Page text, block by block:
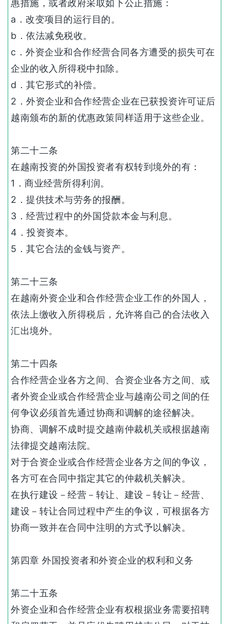
惠措施，或者政府采取如下公正措施：
a．改变项目的运行目的。
b．依法减免税收。
c．外资企业和合作经营合同各方遭受的损失可在
企业的收入所得税中扣除。
d．其它形式的补偿。
2．外资企业和合作经营企业在已获投资许可证后
越南颁布的新的优惠政策同样适用于这些企业。
第二十二条
在越南投资的外国投资者有权转到境外的有：
1．商业经营所得利润。
2．提供技术与劳务的报酬。
3．经营过程中的外国贷款本金与利息。
4．投资资本。
5．其它合法的金钱与资产。
第二十三条
在越南外资企业和合作经营企业工作的外国人，
依法上缴收入所得税后，允许将自己的合法收入
汇出境外。
第二十四条
合作经营企业各方之间、合资企业各方之间、或
者外资企业或合作经营企业与越南公司之间的任
何争议必须首先通过协商和调解的途径解决。
协商、调解不成时提交越南仲裁机关或根据越南
法律提交越南法院。
对于合资企业或合作经营企业各方之间的争议，
各方可在合同中指定其它的仲裁机关解决。
在执行建设－经营－转让、建设－转让－经营、
建设－转让合同过程中产生的争议，可根据各方
协商一致并在合同中注明的方式予以解决。
第四章 外国投资者和外资企业的权利和义务
第二十五条
外资企业和合作经营企业有权根据业务需要招聘